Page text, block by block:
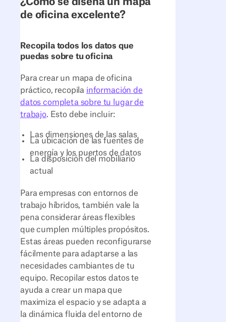
de oficina excelente?
Recopila todos los datos que
puedas sobre tu oficina
Para crear un mapa de oficina
práctico, recopila información de
datos completa sobre tu lugar de
trabajo. Esto debe incluir:
Las dimensiones de las salas
La ubicación de las fuentes de
energía y los puertos de datos
La disposición del mobiliario
actual
Para empresas con entornos de
trabajo híbridos, también vale la
pena considerar áreas flexibles
que cumplen múltiples propósitos.
Estas áreas pueden reconfigurarse
fácilmente para adaptarse a las
necesidades cambiantes de tu
equipo. Recopilar estos datos te
ayuda a crear un mapa que
maximiza el espacio y se adapta a
la dinámica fluida del entorno de